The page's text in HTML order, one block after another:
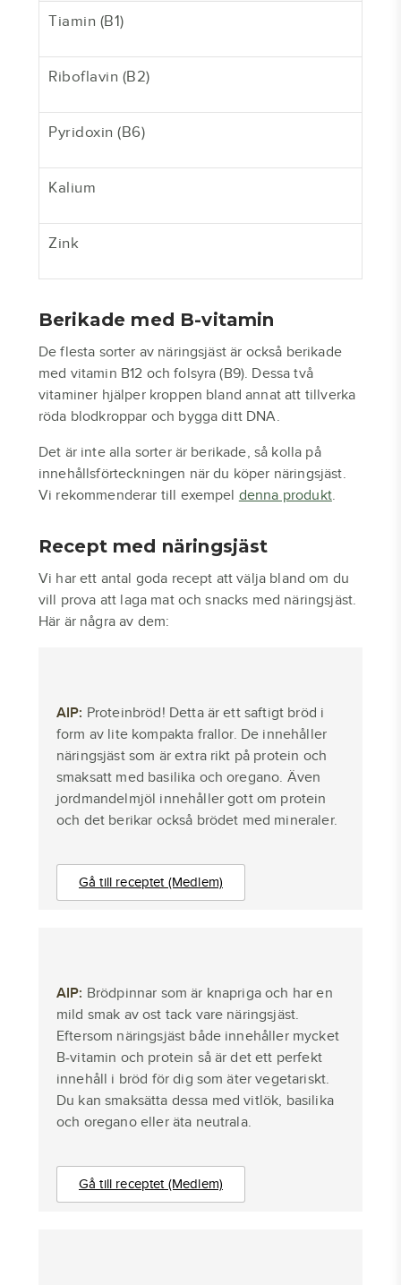
Tiamin (B1)
Riboflavin (B2)
Pyridoxin (B6)
Kalium
Zink
Berikade med B-vitamin
De flesta sorter av näringsjäst är också berikade
med vitamin B12 och folsyra (B9). Dessa två
vitaminer hjälper kroppen bland annat att tillverka
röda blodkroppar och bygga ditt DNA.
Det är inte alla sorter är berikade, så kolla på
innehållsförteckningen när du köper näringsjäst.
Vi rekommenderar till exempel denna produkt.
Recept med näringsjäst
Vi har ett antal goda recept att välja bland om du
vill prova att laga mat och snacks med näringsjäst.
Här är några av dem:
AIP: Proteinbröd! Detta är ett saftigt bröd i
form av lite kompakta frallor. De innehåller
näringsjäst som är extra rikt på protein och
smaksatt med basilika och oregano. Även
jordmandelmjöl innehåller gott om protein
och det berikar också brödet med mineraler.
Gå till receptet (Medlem)
AIP: Brödpinnar som är knapriga och har en
mild smak av ost tack vare näringsjäst.
Eftersom näringsjäst både innehåller mycket
B-vitamin och protein så är det ett perfekt
innehåll i bröd för dig som äter vegetariskt.
Du kan smaksätta dessa med vitlök, basilika
och oregano eller äta neutrala.
Gå till receptet (Medlem)